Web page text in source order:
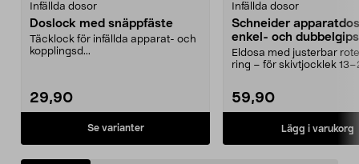
Infällda dosor
Doslock med snäppfäste
Täcklock för infällda apparat- och
kopplingsd...
29,90
Se varianter
Infällda dosor
Schneider
enkel- och
Eldosa med justerbar
ring – för skivtjocklek
59,90
Lägg i varukorg